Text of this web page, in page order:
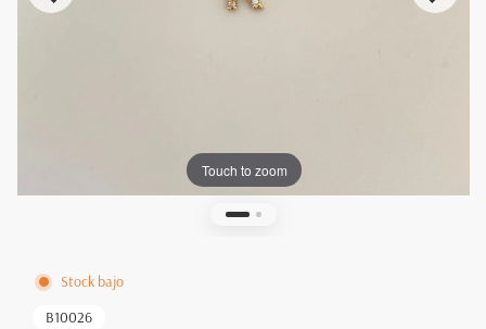
Touch to zoom
Stock bajo
B10026